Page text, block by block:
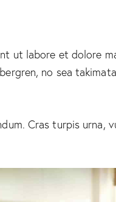
ut labore et dolore
no sea
Cras turpis urna,